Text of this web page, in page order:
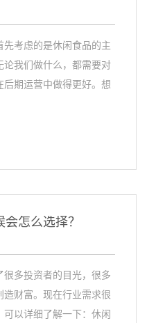
考虑的是休闲食品的主
论我们做什么，都需要对
后期运营中做得更好。想
怎么选择？
多投资者的目光，很多
造财富。现在行业需求很
以详细了解一下：休闲